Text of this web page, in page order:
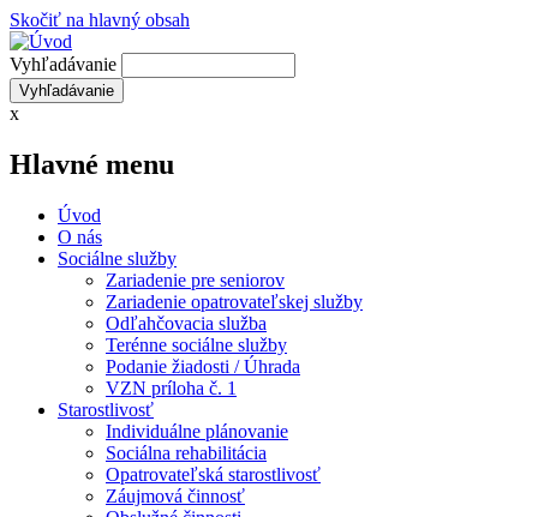
Skočiť na hlavný obsah
Vyhľadávanie
x
Hlavné menu
Úvod
O nás
Sociálne služby
Zariadenie pre seniorov
Zariadenie opatrovateľskej služby
Odľahčovacia služba
Terénne sociálne služby
Podanie žiadosti / Úhrada
VZN príloha č. 1
Starostlivosť
Individuálne plánovanie
Sociálna rehabilitácia
Opatrovateľská starostlivosť
Záujmová činnosť